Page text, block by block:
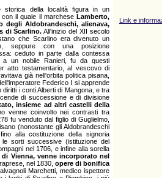
Link e
storica della località figura in un
con il quale il marchese Lamberto,
degli Aldobrandeschi, alienava,
di Scarlino. All'inizio del XII secolo
che Scarlino era divenuto un
seppure con una posizione
ceduto in parte dalla contessa
a un nobile Ranieri, fu da questi
atto testamentario, al vescovo di
già nell'orbita politica pisana,
Federico I si apprende
i conti Alberti di Mangona, e tra
di successione e di divisione
insieme ad altri castelli della
venne coinvolto nei contrasti tra
fu venduto dal figlio di Guglielmo,
(nonostante gli Aldobrandeschi
alla costituzione della signoria
sorti successive (istituzione del
nel 1706, e infine alla sorella
Vienna, venne incorporato nel
nel 1830, opere di bonifica
Marchetti, medico ispettore